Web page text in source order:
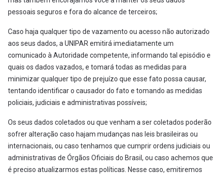
pessoais seguros e fora do alcance de terceiros;
Caso haja qualquer tipo de vazamento ou acesso não autorizado
aos seus dados, a UNIPAR emitirá imediatamente um
comunicado à Autoridade competente, informando tal episódio e
quais os dados vazados, e tomará todas as medidas para
minimizar qualquer tipo de prejuízo que esse fato possa causar,
tentando identificar o causador do fato e tomando as medidas
policiais, judiciais e administrativas possíveis;
Os seus dados coletados ou que venham a ser coletados poderão
sofrer alteração caso hajam mudanças nas leis brasileiras ou
internacionais, ou caso tenhamos que cumprir ordens judiciais ou
administrativas de Órgãos Oficiais do Brasil, ou caso achemos que
é preciso atualizarmos estas políticas. Nesse caso, emitiremos